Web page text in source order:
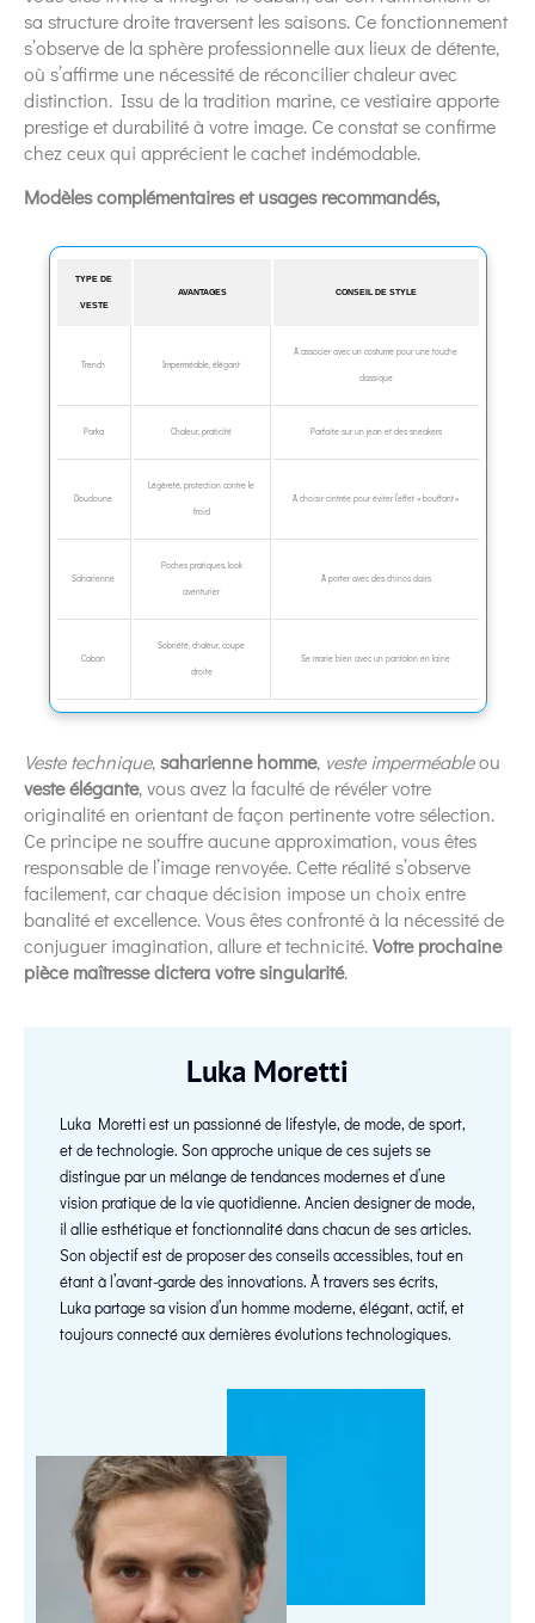
sa structure droite traversent les saisons. Ce fonctionnement
s’observe de la sphère professionnelle aux lieux de détente,
où s’affirme une nécessité de réconcilier chaleur avec
distinction. Issu de la tradition marine, ce vestiaire apporte
prestige et durabilité à votre image. Ce constat se confirme
chez ceux qui apprécient le cachet indémodable.
Modèles complémentaires et usages recommandés,
TYPE DE
VESTE
AVANTAGES CONSEIL DE STYLE
Trench Imperméable, élégant
À associer avec un costume pour une touche
classique
Parka Chaleur, praticité Parfaite sur un jean et des sneakers
Doudoune
Légèreté, protection contre le
froid
À choisir cintrée pour éviter l’effet « bouffant »
Saharienne
Poches pratiques, look
aventurier
À porter avec des chinos clairs
Caban
Sobriété, chaleur, coupe
droite
Se marie bien avec un pantalon en laine
Veste technique,saharienne homme, veste imperméableou
veste élégante, vous avez la faculté de révéler votre
originalité en orientant de façon pertinente votre sélection.
Ce principe ne souffre aucune approximation, vous êtes
responsable de l’image renvoyée. Cette réalité s’observe
facilement, car chaque décision impose un choix entre
banalité et excellence. Vous êtes confronté à la nécessité de
conjuguer imagination, allure et technicité.Votre prochaine
pièce maîtresse dictera votre singularité.
Luka Moretti
Luka Moretti est un passionné de lifestyle, de mode, de sport,
et de technologie. Son approche unique de ces sujets se
distingue par un mélange de tendances modernes et d’une
vision pratique de la vie quotidienne. Ancien designer de mode,
il allie esthétique et fonctionnalité dans chacun de ses articles.
Son objectif est de proposer des conseils accessibles, tout en
étant à l’avant-garde des innovations. À travers ses écrits,
Luka partage sa vision d’un homme moderne, élégant, actif, et
toujours connecté aux dernières évolutions technologiques.